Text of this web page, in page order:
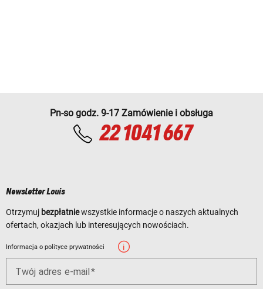
Pn-so godz. 9-17 Zamówienie i obsługa
22 1041 667
Newsletter Louis
Otrzymuj bezpłatniewszystkie informacje o naszych aktualnych
ofertach, okazjach lub interesujących nowościach.
Informacja o polityce prywatności
Twój adres e-mail